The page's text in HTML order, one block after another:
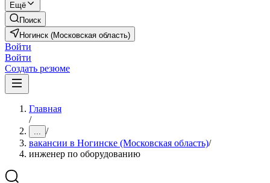
Ещё
Поиск
Ногинск (Московская область)
Войти
Войти
Создать резюме
Главная
/
... /
вакансии в Ногинске (Московская область)/
инженер по оборудованию